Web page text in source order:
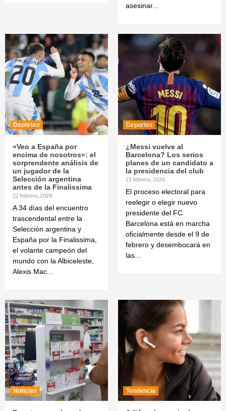
asesinar...
Deportes
«Veo a España por
encima de nosotros»: el
sorprendente análisis de
un jugador de la
Selección argentina
antes de la Finalissima
22 febrero, 2026
A 34 días del encuentro
trascendental entre la
Selección argentina y
España por la Finalissima,
el volante campeón del
mundo con la Albiceleste,
Alexis Mac...
Deportes
¿Messi vuelve al
Barcelona? Los serios
planes de un candidato a
la presidencia del club
22 febrero, 2026
El proceso electoral para
reelegir o elegir nuevo
presidente del FC
Barcelona está en marcha
oficialmente desde el 9 de
febrero y desembocará en
las...
Noticias Tendencia